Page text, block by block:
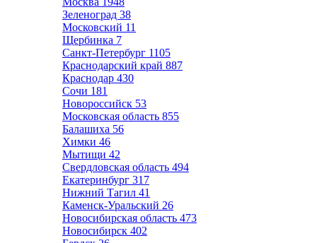
Зеленоград 38
Московский 11
Щербинка 7
Санкт-Петербург 1105
Краснодарский край 887
Краснодар 430
Сочи 181
Новороссийск 53
Московская область 855
Балашиха 56
Химки 46
Мытищи 42
Свердловская область 494
Екатеринбург 317
Нижний Тагил 41
Каменск-Уральский 26
Новосибирская область 473
Новосибирск 402